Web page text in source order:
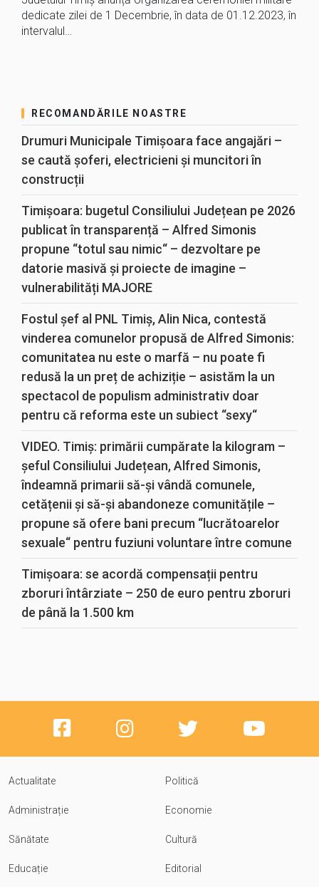
dedicate zilei de 1 Decembrie, în data de 01.12.2023, în
intervalul…
RECOMANDĂRILE NOASTRE
Drumuri Municipale Timișoara face angajări –
se caută șoferi, electricieni și muncitori în
construcții
Timișoara: bugetul Consiliului Județean pe 2026
publicat în transparență – Alfred Simonis
propune “totul sau nimic“ – dezvoltare pe
datorie masivă și proiecte de imagine –
vulnerabilități MAJORE
Fostul șef al PNL Timiș, Alin Nica, contestă
vinderea comunelor propusă de Alfred Simonis:
comunitatea nu este o marfă – nu poate fi
redusă la un preț de achiziție – asistăm la un
spectacol de populism administrativ doar
pentru că reforma este un subiect “sexy“
VIDEO. Timiș: primării cumpărate la kilogram –
șeful Consiliului Județean, Alfred Simonis,
îndeamnă primarii să-și vândă comunele,
cetățenii și să-și abandoneze comunitățile –
propune să ofere bani precum “lucrătoarelor
sexuale“ pentru fuziuni voluntare între comune
Timișoara: se acordă compensații pentru
zboruri întârziate – 250 de euro pentru zboruri
de până la 1.500 km
Actualitate Politică
Administrație Economie
Sănătate Cultură
Educație Editorial